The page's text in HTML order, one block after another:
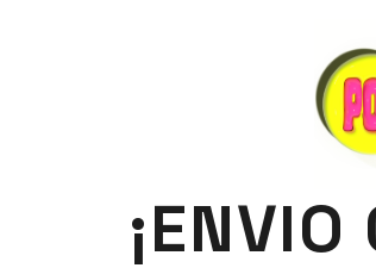
¡ENVIO